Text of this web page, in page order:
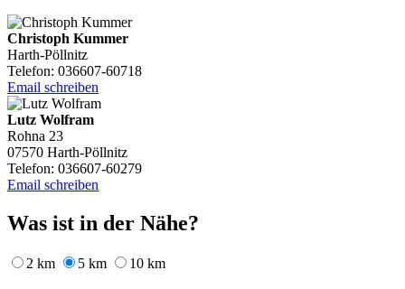
Christoph Kummer
Harth-Pöllnitz
Telefon: 036607-60718
Email schreiben
Lutz Wolfram
Rohna 23
07570 Harth-Pöllnitz
Telefon: 036607-60279
Email schreiben
Was ist in der Nähe?
2 km 5 km 10 km